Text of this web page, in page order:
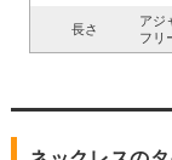
長さ
アジ
フリ